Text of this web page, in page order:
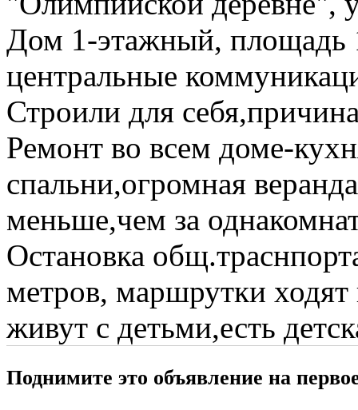
Дом 1-этажный, площадь
центральные
Строили для
Ремонт во всем доме-
спальни,огромная
меньше,чем за
Остановка
метров, маршрутки
живут с детьми,есть
Поднимите это объявление на